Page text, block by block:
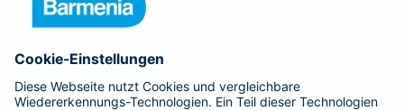
Barmenia ist Teil der BarmeniaGothaer
BELIEBTE SEITEN